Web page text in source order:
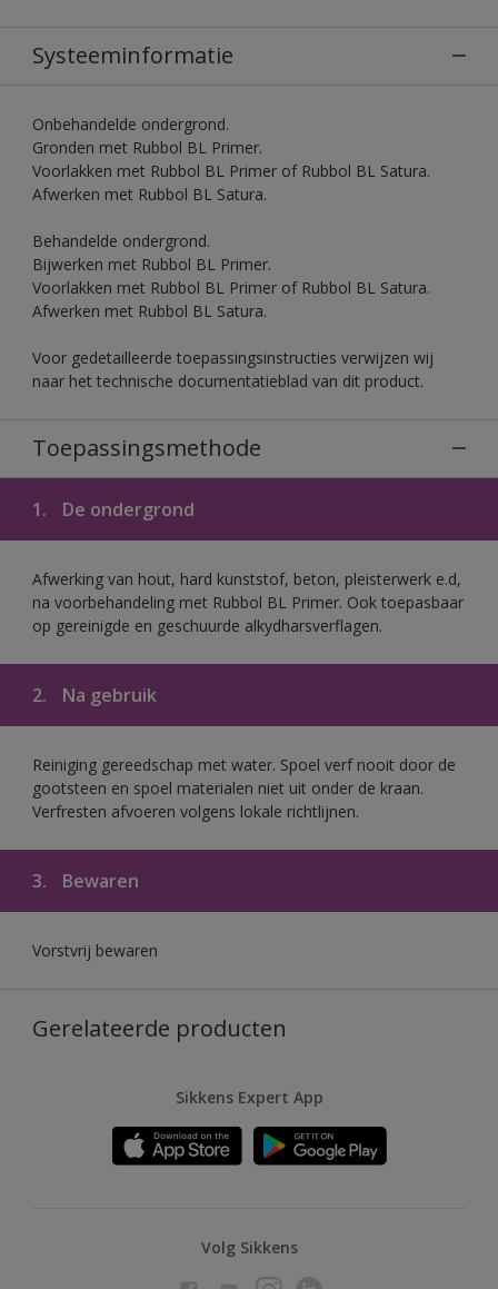
Systeeminformatie
Onbehandelde ondergrond.
Gronden met Rubbol BL Primer.
Voorlakken met Rubbol BL Primer of Rubbol BL Satura.
Afwerken met Rubbol BL Satura.
Behandelde ondergrond.
Bijwerken met Rubbol BL Primer.
Voorlakken met Rubbol BL Primer of Rubbol BL Satura.
Afwerken met Rubbol BL Satura.
Voor gedetailleerde toepassingsinstructies verwijzen wij
naar het technische documentatieblad van dit product.
Toepassingsmethode
1. De ondergrond
Afwerking van hout, hard kunststof, beton, pleisterwerk e.d,
na voorbehandeling met Rubbol BL Primer. Ook toepasbaar
op gereinigde en geschuurde alkydharsverflagen.
2. Na gebruik
Reiniging gereedschap met water. Spoel verf nooit door de
gootsteen en spoel materialen niet uit onder de kraan.
Verfresten afvoeren volgens lokale richtlijnen.
3. Bewaren
Vorstvrij bewaren
Gerelateerde producten
Sikkens Expert App
Volg Sikkens